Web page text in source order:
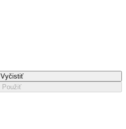
Vyčistiť
Použiť